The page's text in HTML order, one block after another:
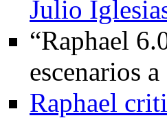
Julio
“Raphael
escenarios
Raphael